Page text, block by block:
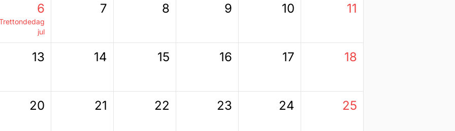
6
jul
7 8 9 10 11
13 14 15 16 17 18
20 21 22 23 24 25